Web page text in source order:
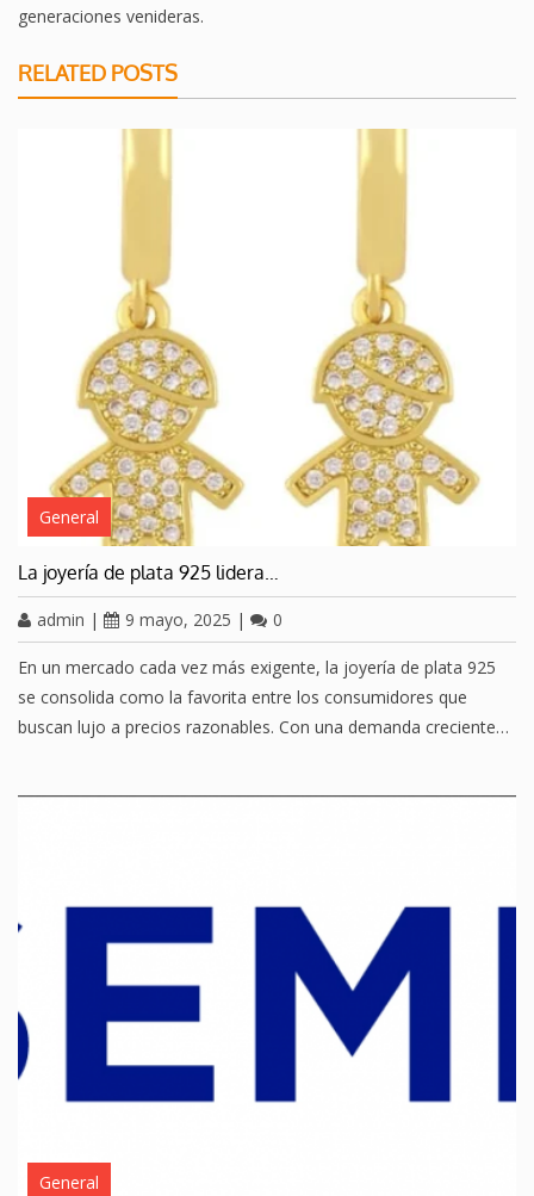
generaciones venideras.
RELATED POSTS
General
La joyería de plata 925 lidera…
admin | 9 mayo, 2025 | 0
En un mercado cada vez más exigente, la joyería de plata 925
se consolida como la favorita entre los consumidores que
buscan lujo a precios razonables. Con una demanda creciente…
General